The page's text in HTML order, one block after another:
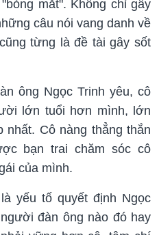
mắt". Không chỉ gây
câu nói vang danh về
từng là đề tài gây sốt
ông Ngọc Trinh yêu, cô
lớn tuổi hơn mình, lớn
Cô nàng thẳng thắn
bạn trai chăm sóc cô
của mình.
yếu tố quyết định Ngọc
đàn ông nào đó hay